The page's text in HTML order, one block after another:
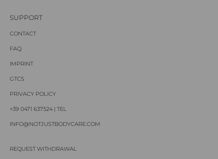
SUPPORT
CONTACT
FAQ
IMPRINT
GTCS
PRIVACY POLICY
+39 0471 637524 | TEL
INFO@NOTJUSTBODYCARE.COM
REQUEST WITHDRAWAL